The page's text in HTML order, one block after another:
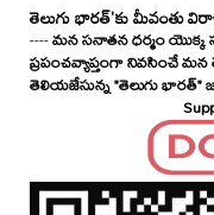
తెలుగు భారత్'కు మీవంతు
----మన సనాతన ధర్మం యొక్క
ప్రపంచవ్యాప్తంగా నివసించే
తెలియజేసున్న "తెలుగు భారత్"